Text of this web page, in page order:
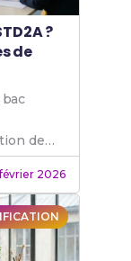
?
de
de
tes
février 2026